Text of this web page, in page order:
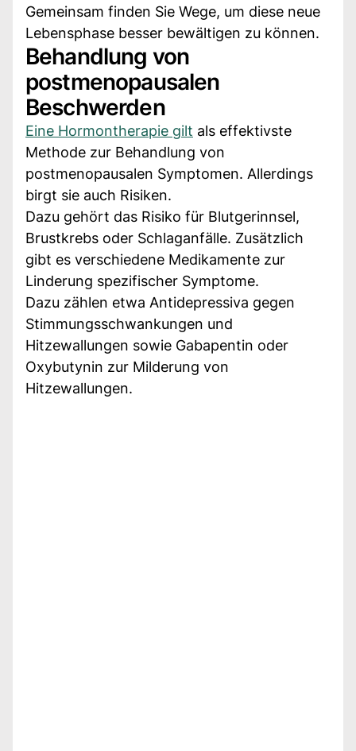
Gemeinsam finden Sie Wege, um diese neue
Lebensphase besser bewältigen zu können.
Behandlung von
postmenopausalen
Beschwerden
Eine Hormontherapie gilt als effektivste
Methode zur Behandlung von
postmenopausalen Symptomen. Allerdings
birgt sie auch Risiken.
Dazu gehört das Risiko für Blutgerinnsel,
Brustkrebs oder Schlaganfälle. Zusätzlich
gibt es verschiedene Medikamente zur
Linderung spezifischer Symptome.
Dazu zählen etwa Antidepressiva gegen
Stimmungsschwankungen und
Hitzewallungen sowie Gabapentin oder
Oxybutynin zur Milderung von
Hitzewallungen.